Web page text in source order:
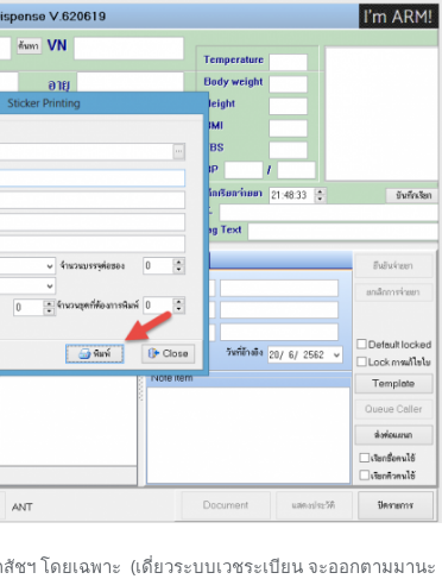
ฯ โดยเฉพาะ (เดี่ยวระบบเวชระเบียน จะออกตามมานะ